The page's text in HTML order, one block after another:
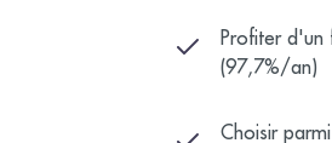
Profiter d'un
(97,7%/an)
Choisir parmi